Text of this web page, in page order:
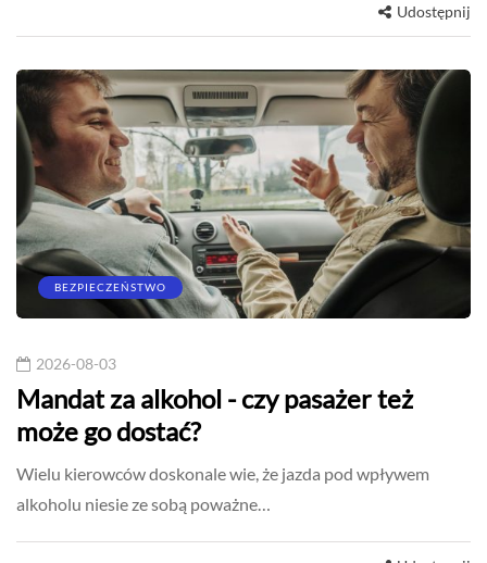
Udostępnij
BEZPIECZEŃSTWO
2026-08-03
Mandat za alkohol - czy pasażer też
może go dostać?
Wielu kierowców doskonale wie, że jazda pod wpływem
alkoholu niesie ze sobą poważne…